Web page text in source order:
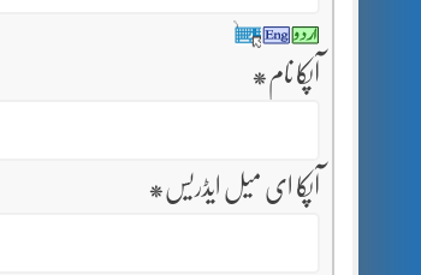
آپکا نام *
آپکا ای میل ایڈریس *